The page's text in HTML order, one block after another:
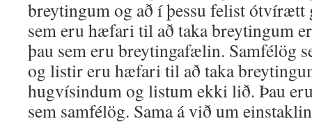
breytingum og að í þessu felist ótvírætt
sem eru hæfari til að taka breytingum
þau sem eru breytingafælin. Samfélög
og listir eru hæfari til að taka
hugvísindum og listum ekki lið. Þau
sem samfélög. Sama á við um